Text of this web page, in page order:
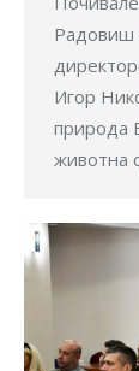
Радовиш
Игор
природа
животна